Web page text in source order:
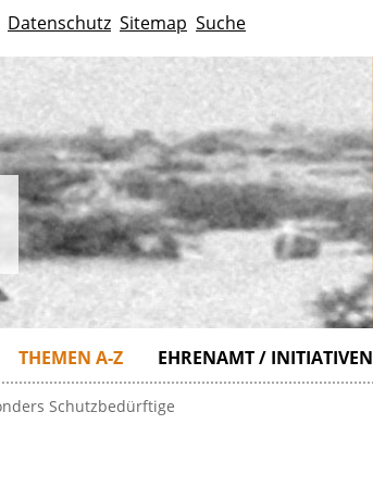
Datenschutz Sitemap Suche
THEMEN A-Z EHRENAMT / INITIATIVEN
Schutzbedürftige